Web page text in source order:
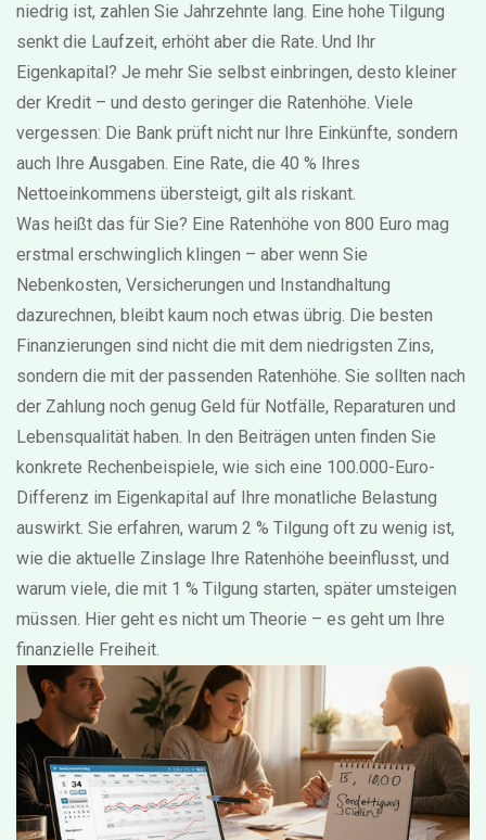
niedrig ist, zahlen Sie Jahrzehnte lang. Eine hohe Tilgung
senkt die Laufzeit, erhöht aber die Rate. Und Ihr
Eigenkapital? Je mehr Sie selbst einbringen, desto kleiner
der Kredit – und desto geringer die Ratenhöhe. Viele
vergessen: Die Bank prüft nicht nur Ihre Einkünfte, sondern
auch Ihre Ausgaben. Eine Rate, die 40 % Ihres
Nettoeinkommens übersteigt, gilt als riskant.
Was heißt das für Sie? Eine Ratenhöhe von 800 Euro mag
erstmal erschwinglich klingen – aber wenn Sie
Nebenkosten, Versicherungen und Instandhaltung
dazurechnen, bleibt kaum noch etwas übrig. Die besten
Finanzierungen sind nicht die mit dem niedrigsten Zins,
sondern die mit der passenden Ratenhöhe. Sie sollten nach
der Zahlung noch genug Geld für Notfälle, Reparaturen und
Lebensqualität haben. In den Beiträgen unten finden Sie
konkrete Rechenbeispiele, wie sich eine 100.000-Euro-
Differenz im Eigenkapital auf Ihre monatliche Belastung
auswirkt. Sie erfahren, warum 2 % Tilgung oft zu wenig ist,
wie die aktuelle Zinslage Ihre Ratenhöhe beeinflusst, und
warum viele, die mit 1 % Tilgung starten, später umsteigen
müssen. Hier geht es nicht um Theorie – es geht um Ihre
finanzielle Freiheit.